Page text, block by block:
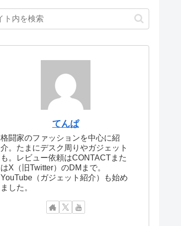
てんぱ
格闘家のファッションを中心に紹
介。たまにデスク周りやガジェット
も。レビュー依頼はCONTACTまた
はX（旧Twitter）のDMまで。
YouTube（ガジェット紹介）も始め
ました。